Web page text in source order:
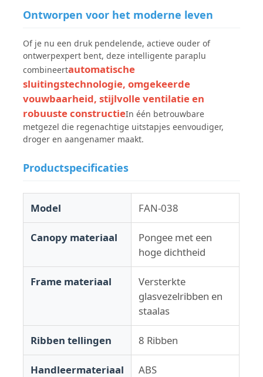
Compacte paraplu's
relatiegeschenken paraplu's
Winddichte paraplu's
Kinderparaplu's
strandparaplu's
Ontworpen voor het moderne leven
Of je nu een druk pendelende, actieve ouder of
ontwerpexpert bent, deze intelligente paraplu
combineertautomatische
sluitingstechnologie, omgekeerde
vouwbaarheid, stijlvolle ventilatie en
robuuste constructieIn één betrouwbare
metgezel die regenachtige uitstapjes eenvoudiger,
droger en aangenamer maakt.
Productspecificaties
Model FAN-038
Canopy materiaal
Pongee met een
hoge dichtheid
Frame materiaal
Versterkte
glasvezelribben en
staalas
Ribben tellingen 8 Ribben
Handleermateriaal ABS